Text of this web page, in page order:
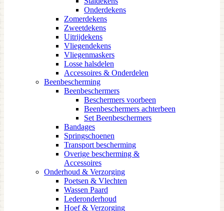
Onderdekens
Zomerdekens
Zweetdekens
Uitrijdekens
Vliegendekens
Vliegenmaskers
Losse halsdelen
Accessoires & Onderdelen
Beenbescherming
Beenbeschermers
Beschermers voorbeen
Beenbeschermers achterbeen
Set Beenbeschermers
Bandages
Springschoenen
Transport bescherming
Overige bescherming &
Accessoires
Onderhoud & Verzorging
Poetsen & Vlechten
Wassen Paard
Lederonderhoud
Hoef & Verzorging